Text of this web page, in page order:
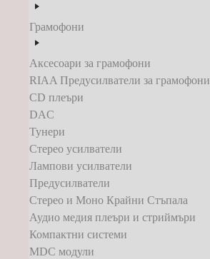
Грамофони
Аксесоари за грамофони
RIAA Предусилватели за грамофони
CD плеъри
DAC
Тунери
Стерео усилватели
Лампови усилватели
Предусилватели
Стерео и Моно Крайни Стъпала
Аудио медия плеъри и стриймъри
Компактни системи
MDC модули